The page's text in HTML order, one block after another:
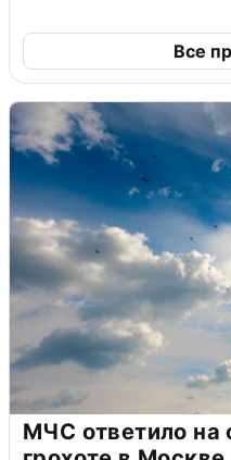
Все
МЧС ответило на